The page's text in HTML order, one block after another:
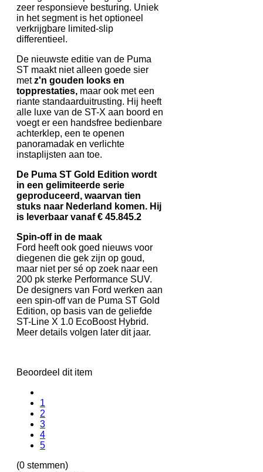
zeer responsieve besturing. Uniek
in het segment is het optioneel
verkrijgbare limited-slip
differentieel.
De nieuwste editie van de Puma
ST maakt niet alleen goede sier
metz'n gouden looks en
topprestaties, maar ook met een
riante standaarduitrusting. Hij heeft
alle luxe van de ST-X aan boord en
voegt er een handsfree bedienbare
achterklep, een te openen
panoramadak en verlichte
instaplijsten aan toe.
De Puma ST Gold Edition wordt
in een gelimiteerde serie
geproduceerd, waarvan tien
stuks naar Nederland komen. Hij
is leverbaar vanaf € 45.845.2
Spin-off in de maak
Ford heeft ook goed nieuws voor
diegenen die gek zijn op goud,
maar niet per sé op zoek naar een
200 pk sterke Performance SUV.
De designers van Ford werken aan
een spin-off van de Puma ST Gold
Edition, op basis van de geliefde
ST-Line X 1.0 EcoBoost Hybrid.
Meer details volgen later dit jaar.
Beoordeel dit item
1
2
3
4
5
(0 stemmen)